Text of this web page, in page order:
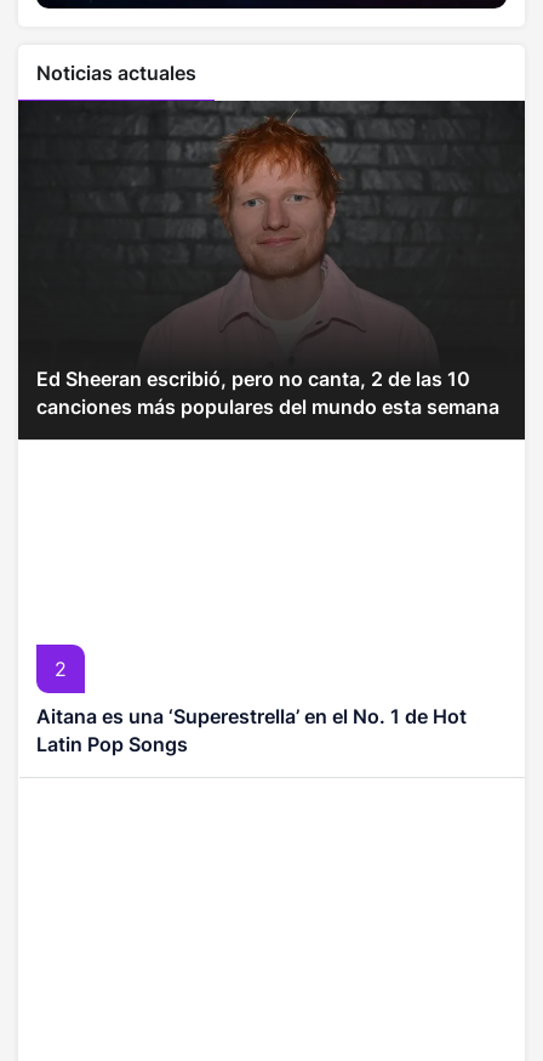
Noticias actuales
Ed Sheeran escribió, pero no canta, 2 de las 10
canciones más populares del mundo esta semana
2
Aitana es una ‘Superestrella’ en el No. 1 de Hot
Latin Pop Songs